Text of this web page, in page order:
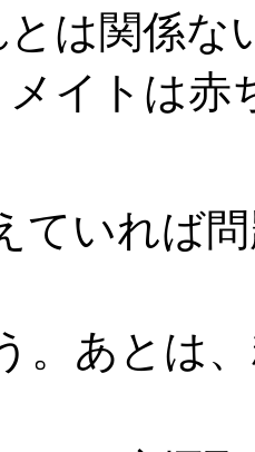
は関係な
イトは
ていれば
。あとは